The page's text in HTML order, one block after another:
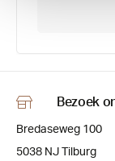
Bezoek
Bredaseweg 100
5038 NJ Tilburg